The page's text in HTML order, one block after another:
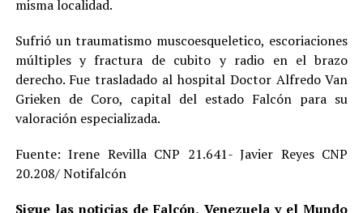
misma localidad.
Sufrió un traumatismo muscoesqueletico, escoriaciones
múltiples y fractura de cubito y radio en el brazo
derecho. Fue trasladado al hospital Doctor Alfredo Van
Grieken de Coro, capital del estado Falcón para su
valoración especializada.
Fuente: Irene Revilla CNP 21.641- Javier Reyes CNP
20.208/ Notifalcón
Sigue las noticias de Falcón, Venezuela y el Mundo